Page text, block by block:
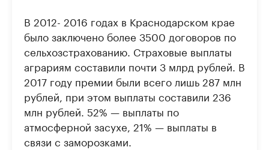
В 2012- 2016 годах в Краснодарском крае
было заключено более 3500 договоров по
сельхозстрахованию. Страховые выплаты
аграриям составили почти 3 млрд рублей. В
2017 году премии были всего лишь 287 млн
рублей, при этом выплаты составили 236
млн рублей. 52% — выплаты по
атмосферной засухе, 21% — выплаты в
связи с заморозками.